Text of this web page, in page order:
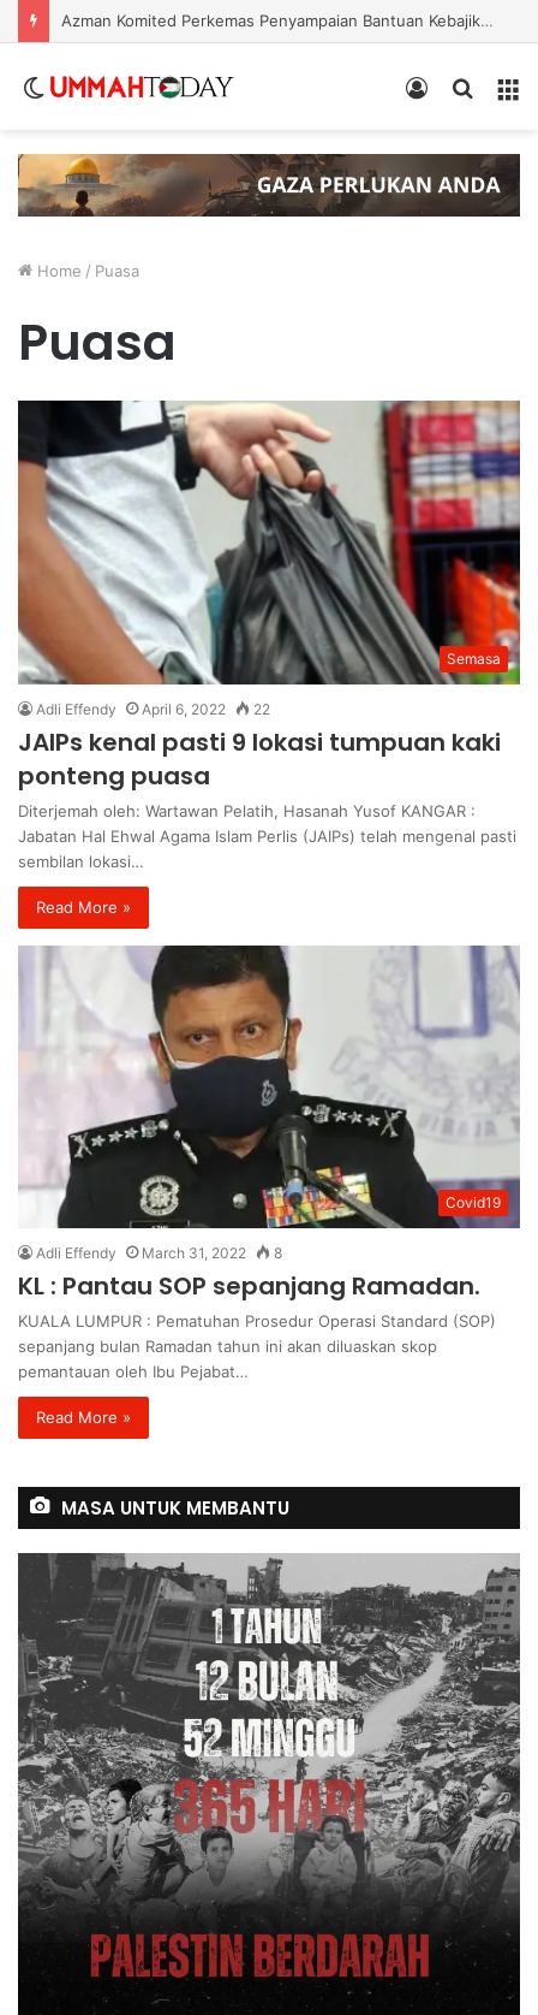
Azman Komited Perkemas Penyampaian Bantuan Kebajikan Penduduk di Ampang
skin
for
In
Home / Puasa
Puasa
Semasa
Adli Effendy April 6, 2022 22
JAIPs kenal pasti 9 lokasi tumpuan kaki
ponteng puasa
Diterjemah oleh: Wartawan Pelatih, Hasanah Yusof KANGAR :
Jabatan Hal Ehwal Agama Islam Perlis (JAIPs) telah mengenal pasti
sembilan lokasi…
Read More »
Covid19
Adli Effendy March 31, 2022 8
KL : Pantau SOP sepanjang Ramadan.
KUALA LUMPUR : Pematuhan Prosedur Operasi Standard (SOP)
sepanjang bulan Ramadan tahun ini akan diluaskan skop
pemantauan oleh Ibu Pejabat…
Read More »
MASA UNTUK MEMBANTU